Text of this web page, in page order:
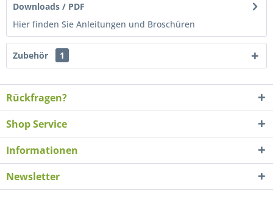
Downloads / PDF
Hier finden Sie Anleitungen und Broschüren
Zubehör 1
Rückfragen?
Shop Service
Informationen
Newsletter